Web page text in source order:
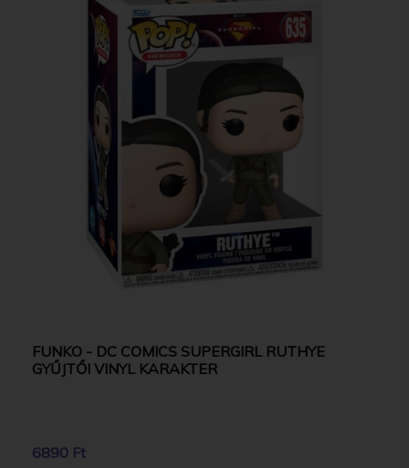
FUNKO - DC COMICS SUPERGIRL RUTHYE
GYŰJTŐI VINYL KARAKTER
6890 Ft